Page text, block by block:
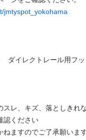
jmtyspot_yokohama
ダイレクトレール用フ
スレ、キズ、落としきれ
認ください
ねますのでご了承願いま